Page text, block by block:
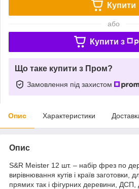
Купити
або
Купити з
Що таке купити з Пром?
Замовлення під захистом
Опис Характеристики
Опис
S&R Meister 12 шт. – набір фрез по
вирівнювання кутів і країв заготовки,
прямих так і фігурних деревини, ДСП,